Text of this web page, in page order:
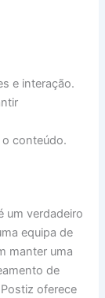
e interação.
conteúdo.
um verdadeiro
equipa de
manter uma
de
oferece